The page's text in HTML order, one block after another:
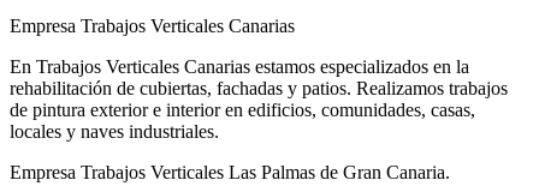
Empresa Trabajos Verticales Canarias
En Trabajos Verticales Canarias estamos especializados en la
rehabilitación de cubiertas, fachadas y patios. Realizamos trabajos
de pintura exterior e interior en edificios, comunidades, casas,
locales y naves industriales.
Empresa Trabajos Verticales Las Palmas de Gran Canaria.